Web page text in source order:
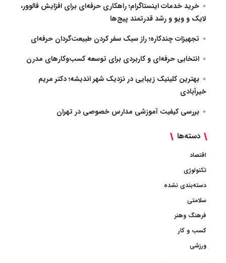
خرید خدمات اینستاگرام؛ راهکاری حرفه‌ای برای افزایش فالوور،
لایک و ویو و رشد قدرتمند پیج‌ها
تجهیزات چندکاره؛ راز سبک سفر کردن طبیعت‌گردان حرفه‌ای
انتخابی حرفه‌ای و کاربردی برای توسعه کسب‌وکارهای مدرن
بهترین کلینیک زیبایی در نزدیک شهر اندیشه؛ دکتر مریم
خیرآبادی
بررسی کیفیت آموزشی مدارس خصوصی در تهران
دسته‌ها
اقتصاد
تکنولوژی
دسته‌بندی نشده
سلامتی
فرهنگ وهنر
کسب و کار
ورزشی